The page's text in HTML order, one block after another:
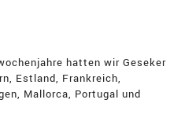
hatten wir Geseker
Estland, Frankreich,
Mallorca, Portugal und